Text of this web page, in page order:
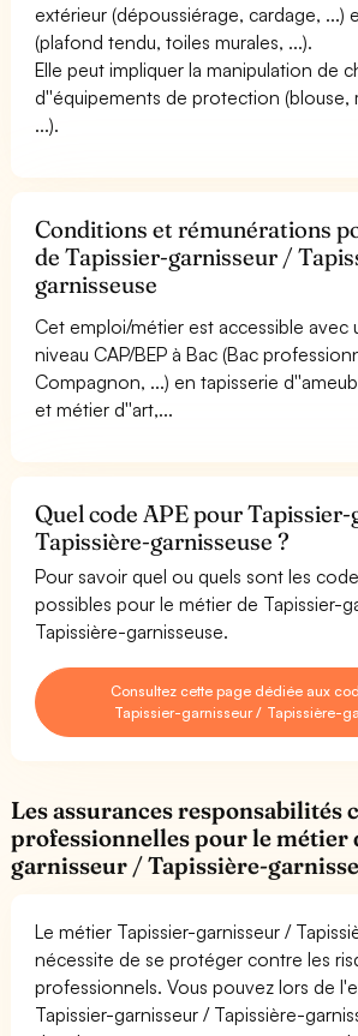
extérieur (dépoussiérage, cardage, ...)
(plafond tendu, toiles murales, ...).
Elle peut impliquer la manipulation de
d''équipements de protection (blouse,
...).
Conditions et rémunérations
de Tapissier-garnisseur /
garnisseuse
Cet emploi/métier est accessible avec
niveau CAP/BEP à Bac (Bac
Compagnon, ...) en tapisserie
et métier d''art,...
Quel code APE pour
Tapissière-garnisseuse ?
Pour savoir quel ou quels sont les
possibles pour le métier de Tapissier-
Tapissière-garnisseuse.
Consultez cette page dédiée aux
Tapissier-garnisseur / Tapissière-
Les assurances responsabilités
professionnelles pour le métier
garnisseur / Tapissière-
Le métier Tapissier-garnisseur /
nécessite de se protéger contre les
professionnels. Vous pouvez lors de
Tapissier-garnisseur / Tapissière-